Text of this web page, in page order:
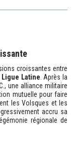
croissantes entre
Ligue Latine. Après la
une alliance militaire
mutuelle pour faire
les Volsques et les
accru sa
régionale de